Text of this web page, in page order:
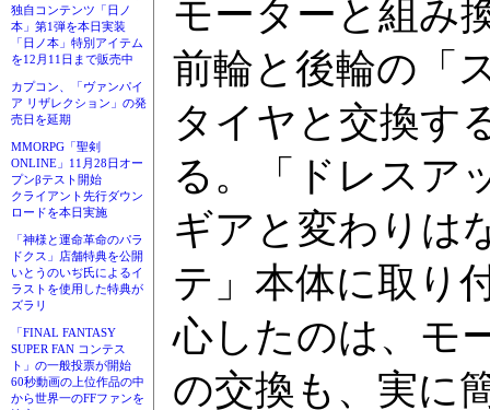
独自コンテンツ「日ノ
本」第1弾を本日実装
「日ノ本」特別アイテム
を12月11日まで販売中
カプコン、「ヴァンパイ
ア リザレクション」の発
売日を延期
MMORPG「聖剣
ONLINE」11月28日オー
プンβテスト開始
クライアント先行ダウン
ロードを本日実施
「神様と運命革命のパラ
ドクス」店舗特典を公開
いとうのいぢ氏によるイ
ラストを使用した特典が
ズラリ
「FINAL FANTASY
SUPER FAN コンテス
ト」の一般投票が開始
60秒動画の上位作品の中
から世界一のFFファンを
モーターと組み
前輪と後輪の「
タイヤと交換す
る。「ドレスア
ギアと変わりは
テ」本体に取り
心したのは、モ
の交換も、実に